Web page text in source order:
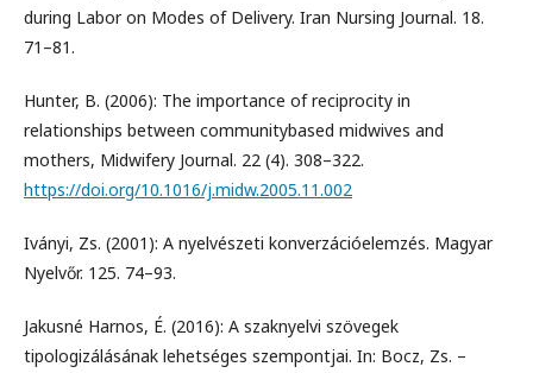
during Labor on Modes of Delivery. Iran Nursing Journal. 18.
71–81.
Hunter, B. (2006): The importance of reciprocity in
relationships between communitybased midwives and
mothers, Midwifery Journal. 22 (4). 308–322.
https://doi.org/10.1016/j.midw.2005.11.002
Iványi, Zs. (2001): A nyelvészeti konverzációelemzés. Magyar
Nyelvőr. 125. 74–93.
Jakusné Harnos, É. (2016): A szaknyelvi szövegek
tipologizálásának lehetséges szempontjai. In: Bocz, Zs. –